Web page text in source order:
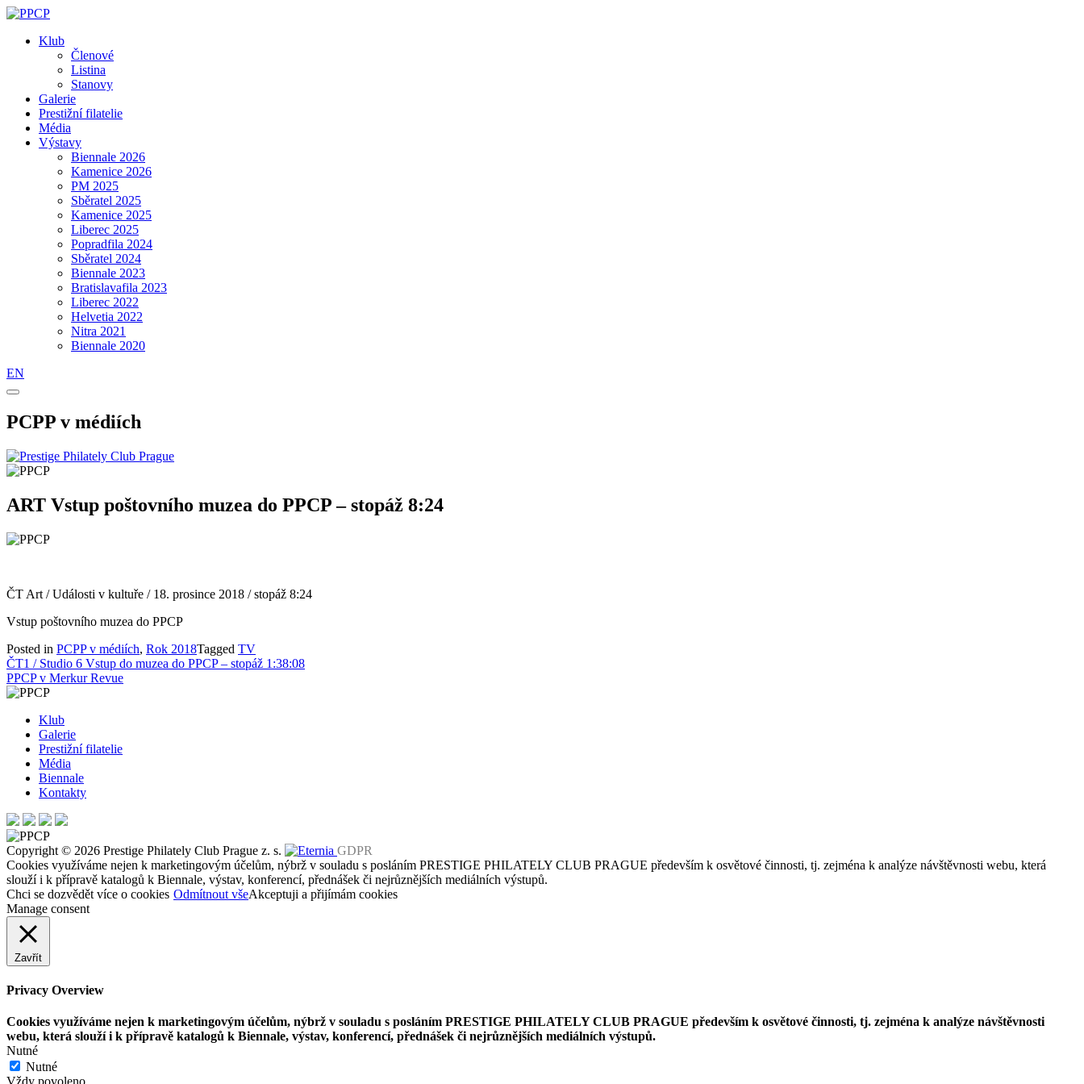
Skip
contentKlub
Členové
Listina
Stanovy
Galerie
Prestižní filatelie
Média
Výstavy
Biennale 2026
Kamenice 2026
PM 2025
Sběratel 2025
Kamenice 2025
Liberec 2025
Popradfila 2024
Sběratel 2024
Biennale 2023
Bratislavafila 2023
Liberec 2022
Helvetia 2022
Nitra 2021
Biennale 2020
EN
PCPP v médiích
ART Vstup poštovního muzea do PPCP – stopáž 8:24
ČT Art / Události v kultuře /18. prosince 2018 / stopáž 8:24
Vstup poštovního muzea do PPCP
Posted in PCPP v médiích, Rok 2018Tagged TV
Navigace
pro
ČT1 / Studio 6 Vstup do muzea do PPCP – stopáž 1:38:08
PPCP v Merkur Revue
Klub
Galerie
Prestižní filatelie
Média
Biennale
Kontakty
Copyright © 2026 Prestige Philately Club Prague z. s.
GDPR
Cookies využíváme nejen k marketingovým účelům, nýbrž v souladu s posláním PRESTIGE PHILATELY CLUB PRAGUE především k osvětové činnosti, tj. zejména k analýze návštěvnosti webu, která
slouží i k přípravě katalogů k Biennale, výstav, konferencí, přednášek či nejrůznějších mediálních výstupů.
Chci se dozvědět více o cookies Odmítnout všeAkceptuji a přijímám cookies
Manage consent
Zavřít
Privacy Overview
Cookies využíváme nejen k marketingovým účelům, nýbrž v souladu s posláním PRESTIGE PHILATELY CLUB PRAGUE především k osvětové činnosti, tj. zejména k analýze návštěvnosti
webu, která slouží i k přípravě katalogů k Biennale, výstav, konferencí, přednášek či nejrůznějších mediálních výstupů.
Nutné
Nutné